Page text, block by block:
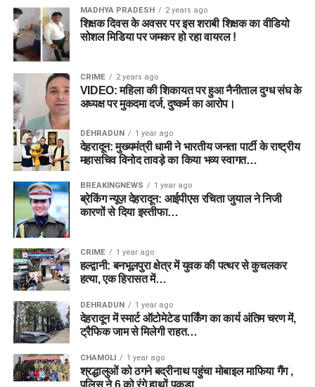
MADHYA PRADESH 2 years ago
शिक्षक दिवस के अवसर पर इस शराबी शिक्षक का वीडियो
सोशल मिडिया पर जमकर हो रहा वायरल !
CRIME 2 years ago
VIDEO: महिला की शिकायत पर हुआ नैनीताल दुग्ध संघ के
अध्यक्ष पर मुकदमा दर्ज, दुष्कर्म का आरोप।
DEHRADUN 1 year ago
देहरादून: मुख्यमंत्री धामी ने भारतीय जनता पार्टी के राष्ट्रीय
महासचिव विनोद तावड़े का किया भव्य स्वागत…
BREAKINGNEWS 1 year ago
ब्रेकिंग न्यूज़ देहरादून: आईपीएस रचिता जुयाल ने निजी
कारणों से दिया इस्तीफा…
CRIME 1 year ago
हल्द्वानी: बनभूलपुरा क्षेत्र में युवक की पत्थर से कुचलकर
हत्या, एक हिरासत में…
DEHRADUN 1 year ago
देहरादून में स्मार्ट ऑटोमेटेड पार्किंग का कार्य अंतिम चरण में,
ट्रैफिक जाम से मिलेगी राहत…
CHAMOLI 1 year ago
श्रद्धालुओं को ठगने बद्रीनाथ पहुंचा मोबाइल माफिया गैंग ,
पुलिस ने 6 को रंगे हाथों पकड़ा…